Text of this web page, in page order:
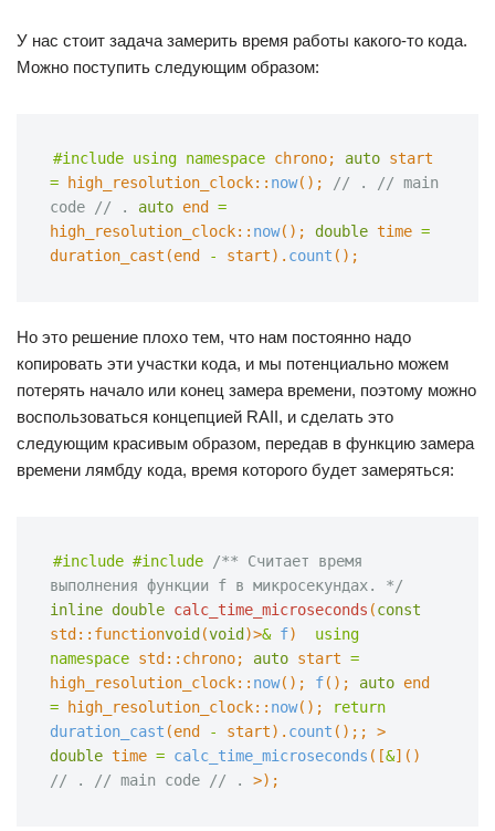
У нас стоит задача замерить время работы какого-то кода.
Можно поступить следующим образом:
#include using namespace chrono; auto start
=
high_resolution_clock:: now(); // .
// main
code
// . auto end
=
high_resolution_clock:: now(); double time =
duration_cast(end
- start). count ();
Но это решение плохо тем, что нам постоянно надо
копировать эти участки кода, и мы потенциально можем
потерять начало или конец замера времени, поэтому можно
воспользоваться концепцией RAII, и сделать это
следующим красивым образом, передав в функцию замера
времени лямбду кода, время которого будет замеряться:
#include #include
/** Считает время
выполнения функции f в микросекундах. */
inline double calc_time_microseconds (const
std::functionvoid (void )>& f) using
namespace std::chrono; auto start =
high_resolution_clock:: now(); f(); auto end
=
high_resolution_clock:: now();
return
duration_cast (end - start). count ();;
>
double time = calc_time_microseconds ([&
// .
// main code // . >);